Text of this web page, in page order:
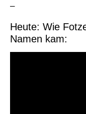
–
Heute: Wie
Namen kam: